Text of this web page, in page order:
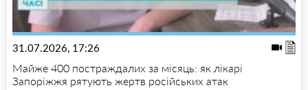
31.07.2026, 17:26
Майже 400 постраждалих за місяць: як лікарі
Запоріжжя рятують жертв російських атак